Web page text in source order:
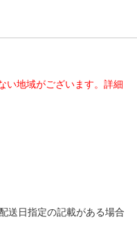
い地域がございます。詳細
送日指定の記載がある場合